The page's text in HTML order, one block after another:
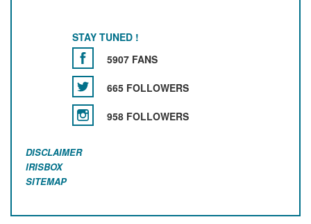
STAY TUNED !
5907 FANS
665 FOLLOWERS
958 FOLLOWERS
DISCLAIMER
IRISBOX
SITEMAP